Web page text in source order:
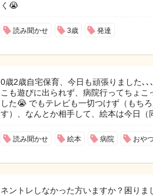
く😭
読み聞かせ 3歳 発達
0歳2歳自宅保育、今日も頑張りました､
こも遊びに出られず、病院行ってちょこ
した😭 でもテレビも一切つけず（もち
す）、なんとか相手して、絵本は今日（
読み聞かせ 絵本 病院 おやつ
ネントレしなかった方いますか？困り